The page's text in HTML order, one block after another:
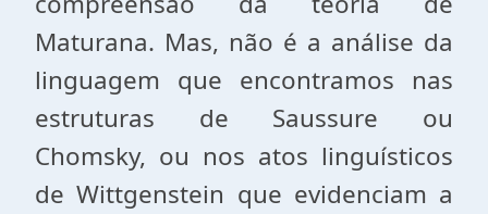
Maturana. Mas, não é a análise da
linguagem que encontramos nas
estruturas de Saussure ou
Chomsky, ou nos atos linguísticos
de Wittgenstein que evidenciam a